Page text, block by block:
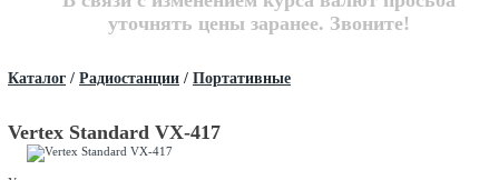
уточнять цены заранее. Звоните!
Каталог / Радиостанции / Портативные
Vertex Standard VX-417